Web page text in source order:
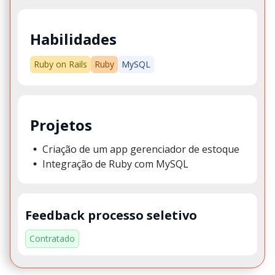
Habilidades
Ruby on Rails Ruby MySQL
Projetos
Criação de um app gerenciador de estoque
Integração de Ruby com MySQL
Feedback processo seletivo
Contratado